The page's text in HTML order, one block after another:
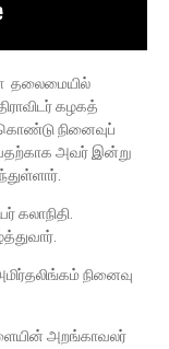
தலைமையில்
கழகத்
நினைவுப்
அவர் இன்று
கலாநிதி.
நினைவு
அறங்காவலர்